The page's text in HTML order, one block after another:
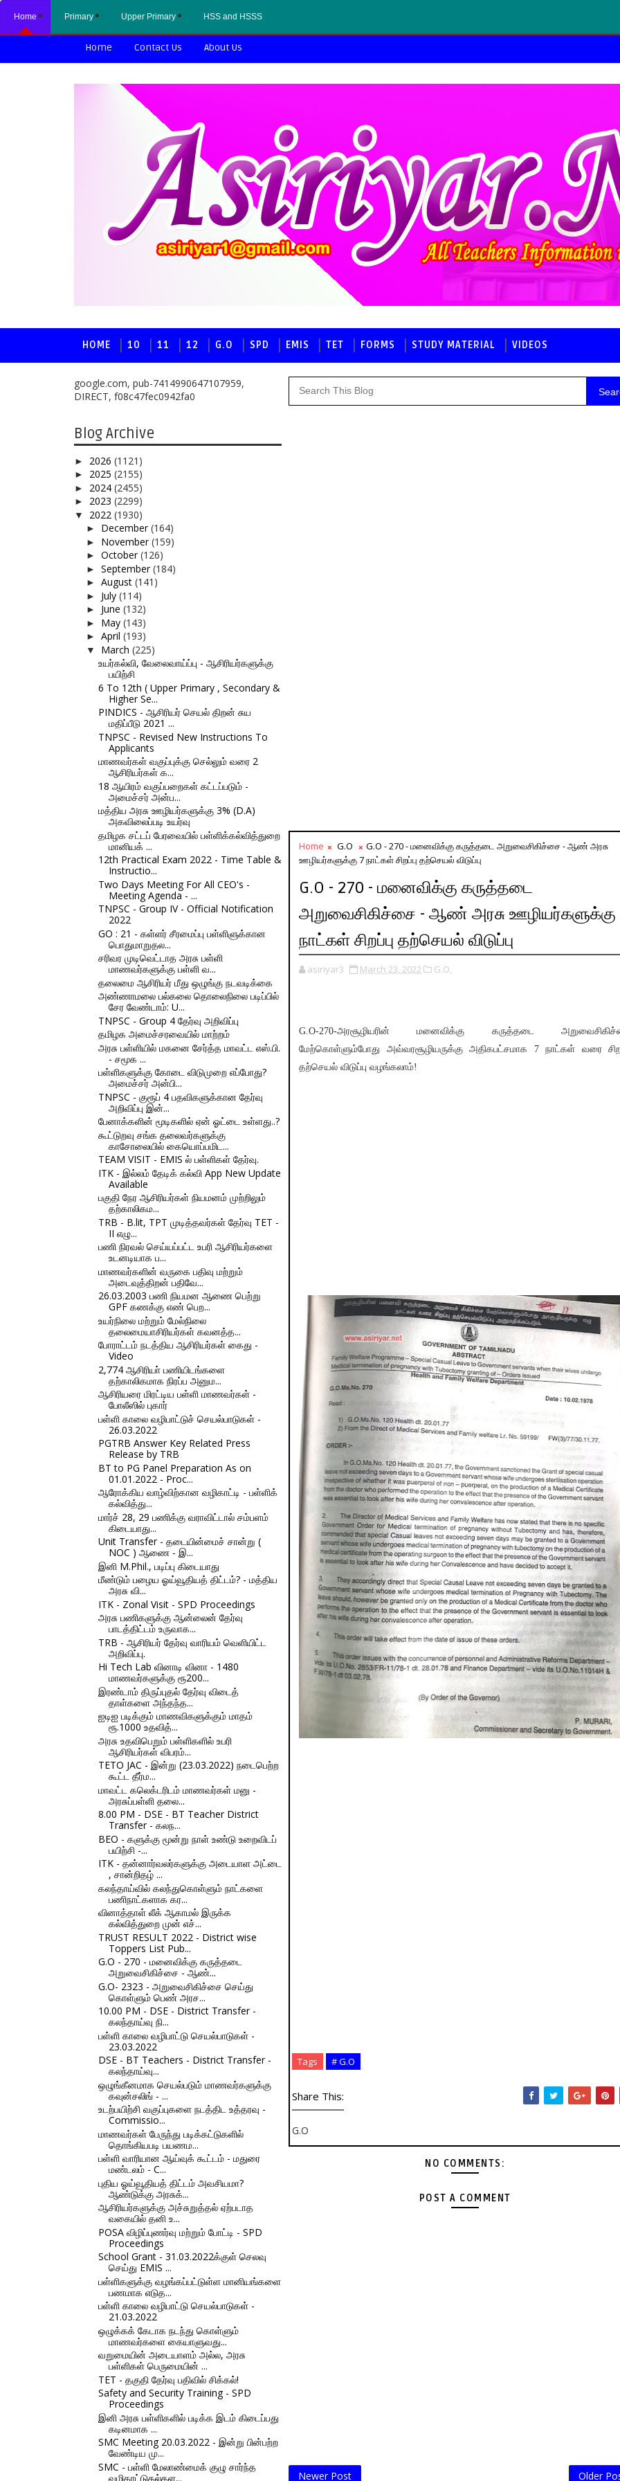
Home Primary Upper Primary HSS and HSSS
Home Contact Us About Us
HOME 10 11 12 G.O SPD EMIS TET FORMS STUDY MATERIAL VIDEOS
google.com, pub-7414990647107959,
DIRECT, f08c47fec0942fa0
Blog Archive
► 2026 (1121)
► 2025 (2155)
► 2024 (2455)
► 2023 (2299)
▼ 2022 (1930)
► December(164)
► November(159)
► October(126)
► September(184)
► August (141)
► July (114)
► June (132)
► May (143)
► April (193)
▼ March (225)
உயர்கல்வி, வேலைவாய்ப்பு - ஆசிரியர்களுக்கு
பயிற்சி
6 To 12th ( Upper Primary , Secondary &
Higher Se...
PINDICS - ஆசிரியர் செயல் திறன் சுய
மதிப்பீடு 2021 ...
TNPSC - Revised New Instructions To
Applicants
மாணவர்கள் வகுப்புக்கு செல்லும் வரை 2
ஆசிரியர்கள் க...
18 ஆயிரம் வகுப்பறைகள் கட்டப்படும் -
அமைச்சர் அன்ப...
மத்திய அரசு ஊழியர்களுக்கு 3% (D.A)
அகவிலைப்படி உயர்வு
தமிழக சட்டப் பேரவையில் பள்ளிக்கல்வித்துறை
மானியக் ...
12th Practical Exam 2022 - Time Table &
Instructio...
Two Days Meeting For All CEO's -
Meeting Agenda - ...
TNPSC - Group IV - Official Notification
2022
GO : 21 - கள்ளர் சீரமைப்பு பள்ளிளுக்கான
பொதுமாறுதல...
சரிவர முடிவெட்டாத அரசு பள்ளி
மாணவர்களுக்கு பள்ளி வ...
தலைமை ஆசிரியர் மீது ஒழுங்கு நடவடிக்கை
அண்ணாமலை பல்கலை தொலைநிலை படிப்பில்
சேர வேண்டாம்: U...
TNPSC - Group 4 தேர்வு அறிவிப்பு
தமிழக அமைச்சரவையில் மாற்றம்
அரசு பள்ளியில் மகனை சேர்த்த மாவட்ட எஸ்.பி.
- சமூக ...
பள்ளிகளுக்கு கோடை விடுமுறை எப்போது?
அமைச்சர் அன்பி...
TNPSC - குரூப் 4 பதவிகளுக்கான தேர்வு
அறிவிப்பு இன்...
பேனாக்களின் மூடிகளில் ஏன் ஓட்டை உள்ளது..?
கூட்டுறவு சங்க தலைவர்களுக்கு
காசோலையில் கையொப்பமிட...
TEAM VISIT - EMIS ல் பள்ளிகள் தேர்வு.
ITK - இல்லம் தேடிக் கல்வி App New Update
Available
பகுதி நேர ஆசிரியர்கள் நியமனம் முற்றிலும்
தற்காலிகம...
TRB - B.lit, TPT முடித்தவர்கள் தேர்வு TET -
II எழு...
பணி நிரவல் செய்யப்பட்ட உபரி ஆசிரியர்களை
உடனடியாக ப...
மாணவர்களின் வருகை பதிவு மற்றும்
அடைவுத்திறன் பதிவே...
26.03.2003 பணி நியமன ஆணை பெற்று
GPF கணக்கு எண் பெற...
உயர்நிலை மற்றும் மேல்நிலை
தலைமையாசிரியர்கள் கவனத்த...
போராட்டம் நடத்திய ஆசிரியர்கள் கைது -
Video
2,774 ஆசிரியா் பணியிடங்களை
தற்காலிகமாக நிரப்ப அனும...
ஆசிரியரை மிரட்டிய பள்ளி மாணவர்கள் -
போலீஸில் புகார்
பள்ளி காலை வழிபாட்டுச் செயல்பாடுகள் -
26.03.2022
PGTRB Answer Key Related Press
Release by TRB
BT to PG Panel Preparation As on
01.01.2022 - Proc...
ஆரோக்கிய வாழ்விற்கான வழிகாட்டி - பள்ளிக்
கல்வித்து...
மார்ச் 28, 29 பணிக்கு வராவிட்டால் சம்பளம்
கிடையாது...
Unit Transfer - தடையின்மைச் சான்று (
NOC ) ஆணை - இ...
இனி M.Phil., படிப்பு கிடையாது
மீண்டும் பழைய ஓய்வூதியத் திட்டம்? - மத்திய
அரசு வி...
ITK - Zonal Visit - SPD Proceedings
அரசு பணிகளுக்கு ஆன்லைன் தேர்வு
பாடத்திட்டம் உருவாக...
TRB - ஆசிரியர் தேர்வு வாரியம் வெளியிட்ட
அறிவிப்பு.
Hi Tech Lab வினாடி வினா - 1480
மாணவர்களுக்கு ரூ200...
இரண்டாம் திருப்புதல் தேர்வு விடைத்
தாள்களை அந்தந்த...
ஐடிஐ படிக்கும் மாணவிகளுக்கும் மாதம்
ரூ.1000 உதவித்...
அரசு உதவிபெறும் பள்ளிகளில் உபரி
ஆசிரியர்கள் விபரம்...
TETO JAC - இன்று (23.03.2022) நடைபெற்ற
கூட்ட தீர்ம...
மாவட்ட கலெக்டரிடம் மாணவர்கள் மனு -
அரசுப்பள்ளி தலை...
8.00 PM - DSE - BT Teacher District
Transfer - கலந...
BEO - களுக்கு மூன்று நாள் உண்டு உறைவிடப்
பயிற்சி -...
ITK - தன்னார்வலர்களுக்கு அடையாள அட்டை
, சான்றிதழ் ...
கலந்தாய்வில் கலந்துகொள்ளும் நாட்களை
பணிநாட்களாக கர...
வினாத்தாள் லீக் ஆகாமல் இருக்க
கல்வித்துறை முன் எச்...
TRUST RESULT 2022 - District wise
Toppers List Pub...
G.O - 270 - மனைவிக்கு கருத்தடை
அறுவைசிகிச்சை - ஆண்...
G.O- 2323 - அறுவைசிகிச்சை செய்து
கொள்ளும் பெண் அரச...
10.00 PM - DSE - District Transfer -
கலந்தாய்வு நி...
பள்ளி காலை வழிபாட்டு செயல்பாடுகள் -
23.03.2022
DSE - BT Teachers - District Transfer -
கலந்தாய்வு...
ஒழுங்கீனமாக செயல்படும் மாணவர்களுக்கு
கவுன்சலிங் - ...
உடற்பயிற்சி வகுப்புகளை நடத்திட உத்தரவு -
Commissio...
மாணவர்கள் பேருந்து படிக்கட்டுகளில்
தொங்கியபடி பயணம...
பள்ளி வாரியான ஆய்வுக் கூட்டம் - மதுரை
மண்டலம் - C...
புதிய ஓய்வூதியத் திட்டம் அவசியமா?
ஆண்டுக்கு அரசுக்...
ஆசிரியர்களுக்கு அச்சுறுத்தல் ஏற்படாத
வகையில் தனி உ...
POSA விழிப்புணர்வு மற்றும் போட்டி - SPD
Proceedings
School Grant - 31.03.2022க்குள் செலவு
செய்து EMIS ...
பள்ளிகளுக்கு வழங்கப்பட்டுள்ள மானியங்களை
பணமாக எடுத...
பள்ளி காலை வழிபாட்டு செயல்பாடுகள் -
21.03.2022
ஒழுக்கக் கேடாக நடந்து கொள்ளும்
மாணவர்களை கையாளுவது...
வறுமையின் அடையாளம் அல்ல, அரசு
பள்ளிகள் பெருமையின் ...
TET - தகுதி தேர்வு பதிவில் சிக்கல்!
Safety and Security Training - SPD
Proceedings
இனி அரசு பள்ளிகளில் படிக்க இடம் கிடைப்பது
கடினமாக ...
SMC Meeting 20.03.2022 - இன்று பின்பற்ற
வேண்டிய மு...
SMC - பள்ளி மேலாண்மைக் குழு சார்ந்த
வழிகாட்டுதல்கள...
Home G.O
G.O - 270 - மனைவிக்கு கருத்தடை அறுவைசிகிச்சை - ஆண் அரசு
ஊழியர்களுக்கு 7 நாட்கள் சிறப்பு தற்செயல் விடுப்பு
G.O - 270 - மனைவிக்கு கருத்தடை
அறுவைசிகிச்சை - ஆண் அரசு ஊழியர்களுக்கு
நாட்கள் சிறப்பு தற்செயல் விடுப்பு
asiriyar3 March 23, 2022 G.O,
G.O-270-அரசூழியரின் மனைவிக்கு கருத்தடை
மேற்கொள்ளும்போது அவ்வரசூழியருக்கு அதிகபட்சமாக 7 நாட்கள் வரை
தற்செயல் விடுப்பு வழங்கலாம்!
Tags # G.O
Share This:
G.O
NO COMMENTS:
POST A COMMENT
Newer Post Older